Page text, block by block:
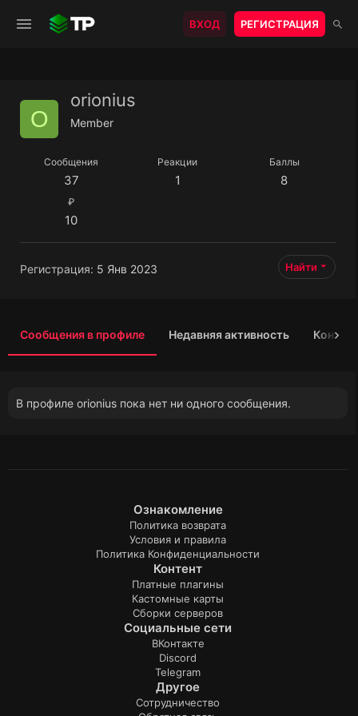
ВХОД РЕГИСТРАЦИЯ
O
orionius
Member
Сообщения
37
Реакции
1
Баллы
8
₽
10
Регистрация 5 Янв 2023 Найти
Сообщения в профиле Недавняя активность
В профиле orionius пока нет ни одного сообщения.
Ознакомление
Политика возврата
Условия и правила
Политика Конфиденциальности
Контент
Платные плагины
Кастомные карты
Сборки серверов
Социальные сети
ВКонтакте
Discord
Telegram
Другое
Сотрудничество